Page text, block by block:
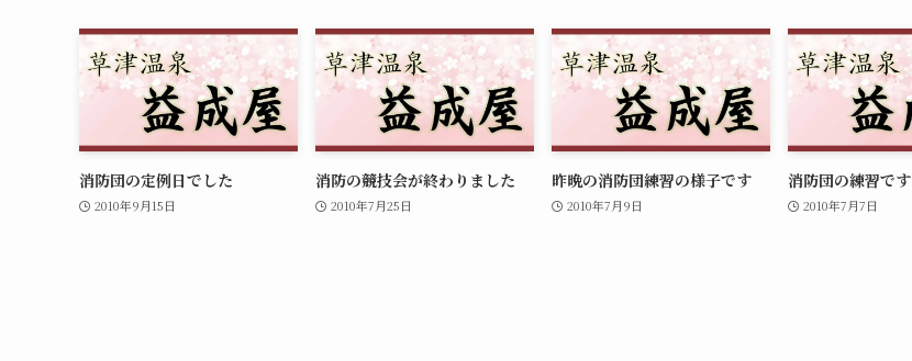
消防団の定例日でした
2010年9月15日
消防の競技会が終わりました
2010年7月25日
昨晩の消防団練習の様子です
2010年7月9日
消防団の練習です
2010年7月7日